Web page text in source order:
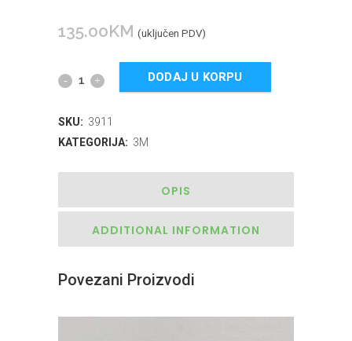
135.00KM (uključen PDV)
DODAJ U KORPU
SKU: 3911
KATEGORIJA: 3M
OPIS
ADDITIONAL INFORMATION
Povezani Proizvodi